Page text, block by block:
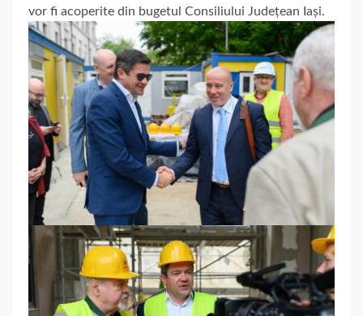
vor fi acoperite din bugetul Consiliului Județean Iași.